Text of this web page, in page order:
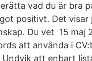
vad du är bra
positivt. Det
Du vet 15 maj
att använda i
att enbart